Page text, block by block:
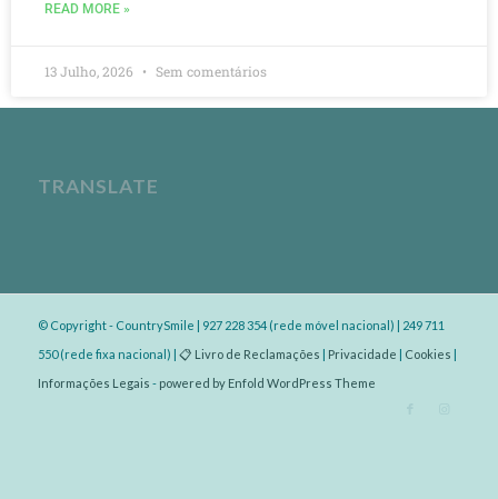
READ MORE »
13 Julho, 2026 Sem comentários
TRANSLATE
© Copyright - CountrySmile | 927 228 354 (rede móvel nacional) | 249 711
550 (rede fixa nacional) | 📋 Livro de Reclamações | Privacidade | Cookies |
Informações Legais - powered by Enfold WordPress Theme